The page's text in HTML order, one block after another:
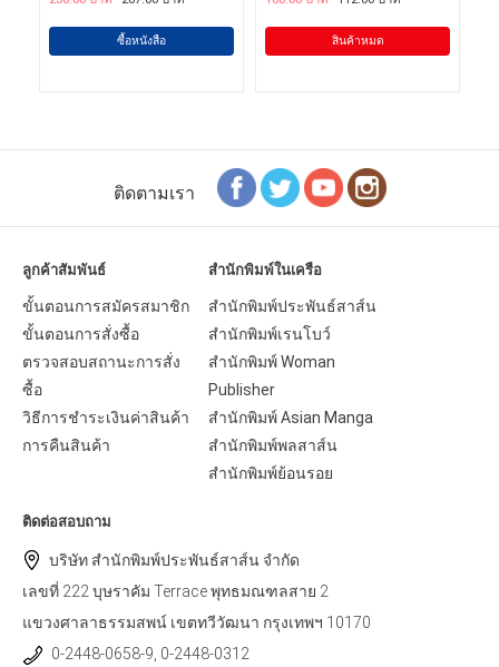
ซื้อหนังสือ สินค้าหมด
ติดตามเรา
ลูกค้าสัมพันธ์
ขั้นตอนการสมัครสมาชิก
ขั้นตอนการสั่งซื้อ
ตรวจสอบสถานะการสั่ง
ซื้อ
วิธีการชำระเงินค่าสินค้า
การคืนสินค้า
สำนักพิมพ์ในเครือ
สำนักพิมพ์ประพันธ์สาส์น
สำนักพิมพ์เรนโบว์
สำนักพิมพ์ Woman
Publisher
สำนักพิมพ์ Asian Manga
สำนักพิมพ์พลสาส์น
สำนักพิมพ์ย้อนรอย
ติดต่อสอบถาม
บริษัท สำนักพิมพ์ประพันธ์สาส์น จำกัด
เลขที่ 222 บุษราคัม Terrace พุทธมณฑลสาย 2
แขวงศาลาธรรมสพน์ เขตทวีวัฒนา กรุงเทพฯ 10170
0-2448-0658-9, 0-2448-0312